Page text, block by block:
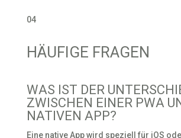
04
HÄUFIGE FRAGEN
WAS IST DER
ZWISCHEN EINER PWA
NATIVEN APP?
Eine native App wird speziell für iOS